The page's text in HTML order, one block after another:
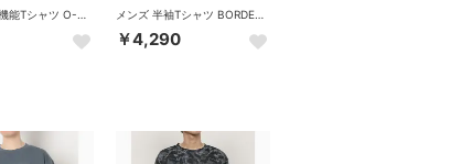
￥4,290